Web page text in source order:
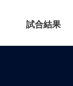
試合結果